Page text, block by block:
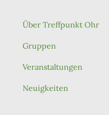
Über Treffpunkt Ohr
Gruppen
Veranstaltungen
Neuigkeiten